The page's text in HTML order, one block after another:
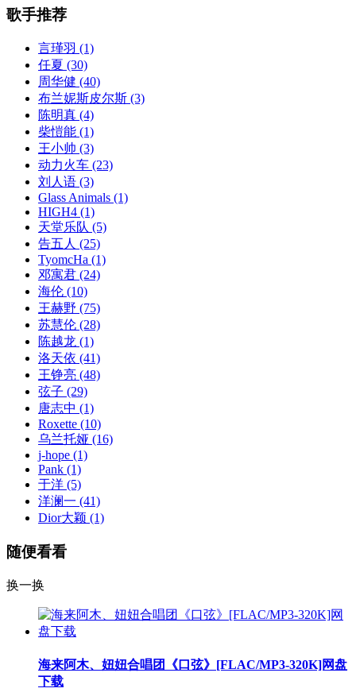
歌手推荐
言瑾羽 (1)
任夏 (30)
周华健 (40)
布兰妮斯皮尔斯 (3)
陈明真 (4)
柴愷能 (1)
王小帅 (3)
动力火车 (23)
刘人语 (3)
Glass Animals (1)
HIGH4 (1)
天堂乐队 (5)
告五人 (25)
TyomcHa (1)
邓寓君 (24)
海伦 (10)
王赫野 (75)
苏慧伦 (28)
陈越龙 (1)
洛天依 (41)
王铮亮 (48)
弦子 (29)
唐志中 (1)
Roxette (10)
乌兰托娅 (16)
j-hope (1)
Pank (1)
于洋 (5)
洋澜一 (41)
Dior大颖 (1)
随便看看
换一换
海来阿木、妞妞合唱团《口弦》[FLAC/MP3-320K]网盘
下载